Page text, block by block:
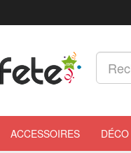
ACCESSOIRES DÉCO